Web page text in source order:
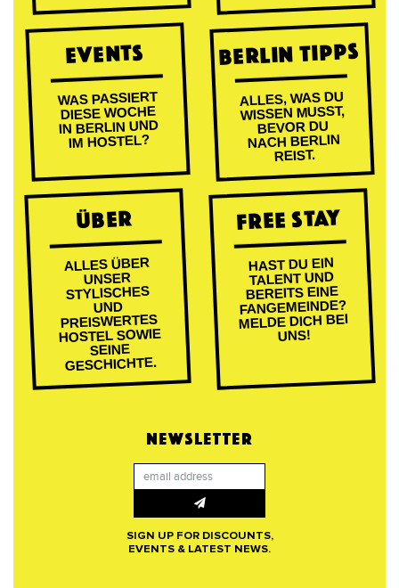
EVENTS
WAS PASSIERT
DIESE WOCHE
IN BERLIN UND
IM HOSTEL?
BERLIN TIPPS
ALLES, WAS DU
WISSEN MUSST,
BEVOR DU
NACH BERLIN
REIST.
ÜBER
ALLES ÜBER
UNSER
STYLISCHES
UND
PREISWERTES
HOSTEL SOWIE
SEINE
GESCHICHTE.
FREE STAY
HAST DU EIN
TALENT UND
BEREITS EINE
FANGEMEINDE?
MELDE DICH BEI
UNS!
NEWSLETTER
SIGN UP FOR DISCOUNTS,
EVENTS & LATEST NEWS.